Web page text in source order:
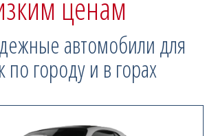
автомобили для
по городу и в горах